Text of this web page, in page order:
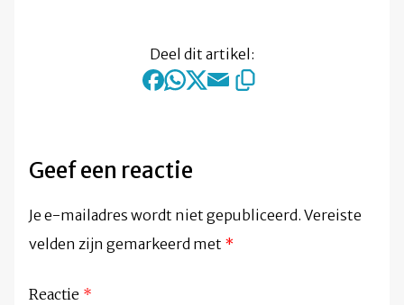
Deel dit artikel:
Geef een reactie
Je e-mailadres wordt niet gepubliceerd. Vereiste
velden zijn gemarkeerd met *
Reactie *